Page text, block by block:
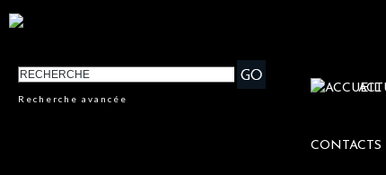
Recherche avancée
CONTACTS